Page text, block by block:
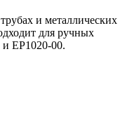
и металлических
для ручных
EP1020-00.